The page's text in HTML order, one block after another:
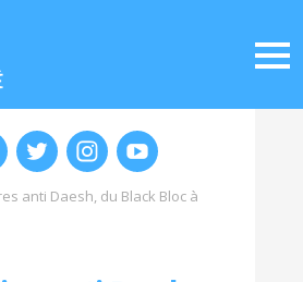
anti Daesh, du Black Bloc à